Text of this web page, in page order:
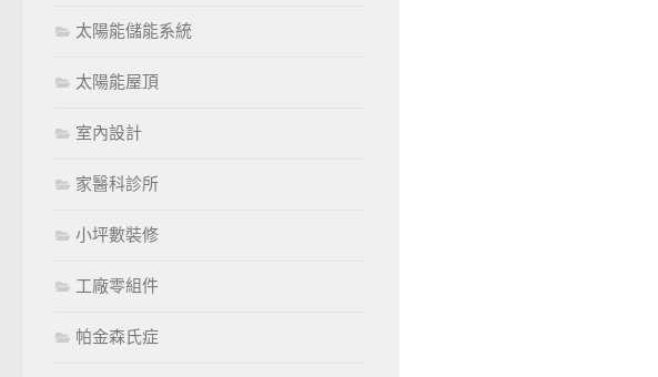
太陽能儲能系統
太陽能屋頂
室內設計
家醫科診所
小坪數裝修
工廠零組件
帕金森氏症